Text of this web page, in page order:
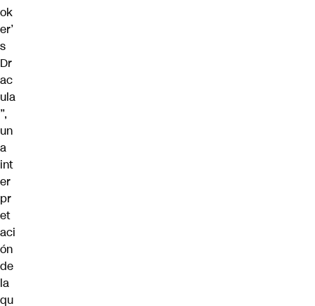
ok
er’
s
Dr
ac
ula
”,
un
a
int
er
pr
et
aci
ón
de
la
qu